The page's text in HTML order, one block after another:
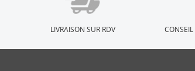
LIVRAISON SUR RDV